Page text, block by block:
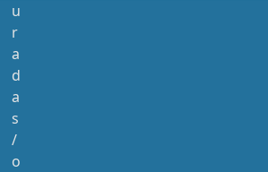
u
r
a
d
a
s
/
o